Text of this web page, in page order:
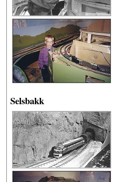
Selsbakk